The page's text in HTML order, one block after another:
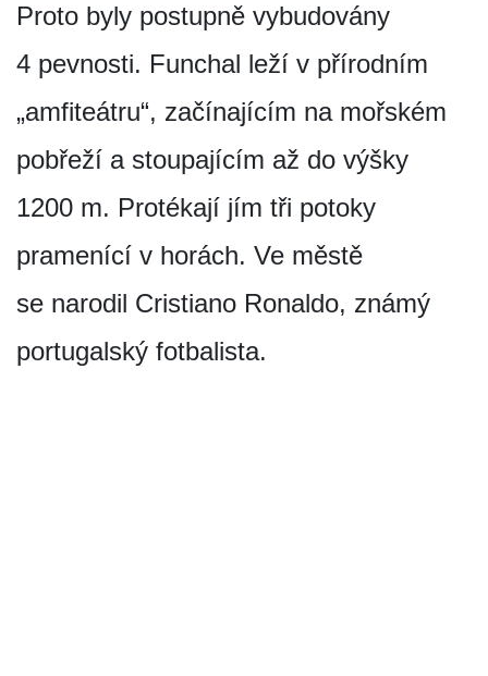
Proto byly postupně vybudovány
4 pevnosti. Funchal leží v přírodním
„amfiteátru“, začínajícím na mořském
pobřeží a stoupajícím až do výšky
1200 m. Protékají jím tři potoky
pramenící v horách. Ve městě
se narodil Cristiano Ronaldo, známý
portugalský fotbalista.